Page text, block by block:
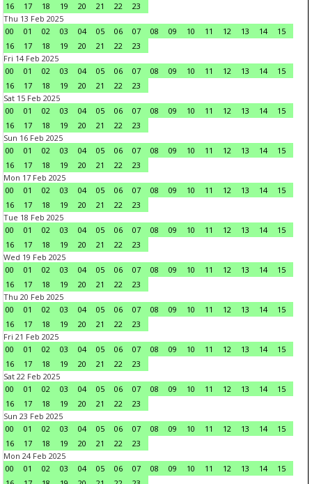
16
17 18 19 20 21 22
23
Thu 13 Feb 2025
00
01 02 03 04 05 06 07 08 09 10 11 12 13 14
15
16
17 18 19 20 21 22
23
Fri 14 Feb 2025
00
01 02 03 04 05 06 07 08 09 10 11 12 13 14
15
16
17 18 19 20 21 22
23
Sat 15 Feb 2025
00
01 02 03 04 05 06 07 08 09 10 11 12 13 14
15
16
17 18 19 20 21 22
23
Sun 16 Feb 2025
00
01 02 03 04 05 06 07 08 09 10 11 12 13 14
15
16
17 18 19 20 21 22
23
Mon 17 Feb 2025
00
01 02 03 04 05 06 07 08 09 10 11 12 13 14
15
16
17 18 19 20 21 22
23
Tue 18 Feb 2025
00
01 02 03 04 05 06 07 08 09 10 11 12 13 14
15
16
17 18 19 20 21 22
23
Wed 19 Feb 2025
00
01 02 03 04 05 06 07 08 09 10 11 12 13 14
15
16
17 18 19 20 21 22
23
Thu 20 Feb 2025
00
01 02 03 04 05 06 07 08 09 10 11 12 13 14
15
16
17 18 19 20 21 22
23
Fri 21 Feb 2025
00
01 02 03 04 05 06 07 08 09 10 11 12 13 14
15
16
17 18 19 20 21 22
23
Sat 22 Feb 2025
00
01 02 03 04 05 06 07 08 09 10 11 12 13 14
15
16
17 18 19 20 21 22
23
Sun 23 Feb 2025
00
01 02 03 04 05 06 07 08 09 10 11 12 13 14
15
16
17 18 19 20 21 22
23
Mon 24 Feb 2025
00
01 02 03 04 05 06 07 08 09 10 11 12 13 14
15